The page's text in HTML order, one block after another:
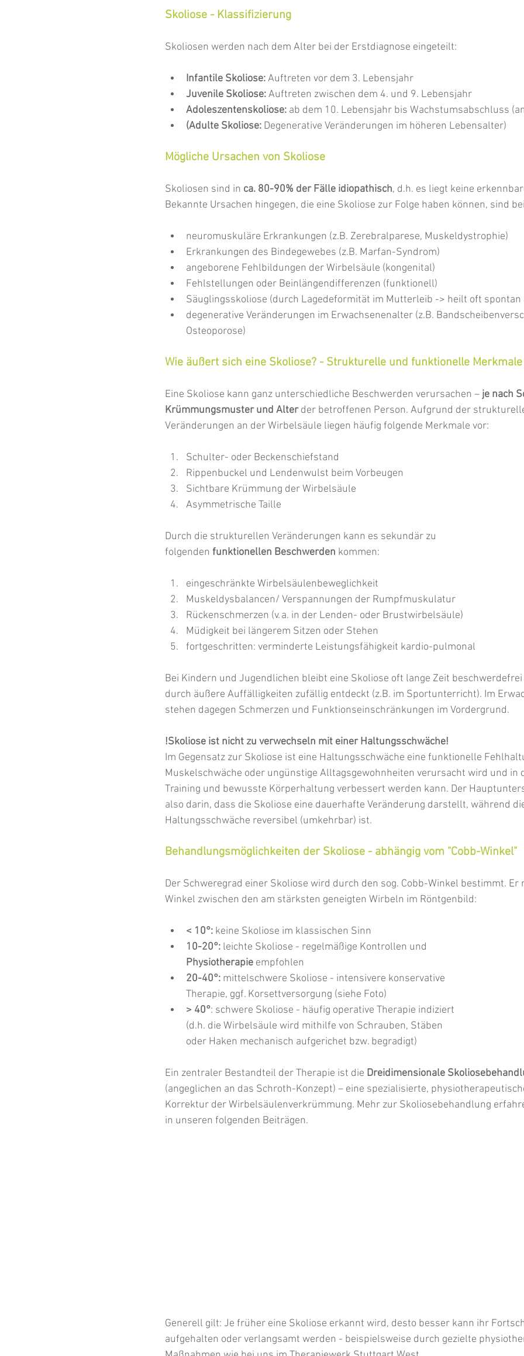
Skoliose - Klassifizierung
Skoliosen werden nach dem Alter bei der Erstdiagnose eingeteilt:
Infantile Skoliose: Auftreten vor dem 3. Lebensjahr
Juvenile Skoliose: Auftreten zwischen dem 4. und 9. Lebensjahr
Adoleszentenskoliose: ab dem 10. Lebensjahr bis Wachstumsabschluss
(Adulte Skoliose: Degenerative Veränderungen im höheren Lebensalter)
Mögliche Ursachen von Skoliose
Skoliosen sind in ca. 80-90% der Fälle idiopathisch, d.h. es liegt keine
Bekannte Ursachen hingegen, die eine Skoliose zur Folge haben können, sind
neuromuskuläre Erkrankungen (z.B. Zerebralparese, Muskeldystrophie)
Erkrankungen des Bindegewebes (z.B. Marfan-Syndrom)
angeborene Fehlbildungen der Wirbelsäule (kongenital)
Fehlstellungen oder Beinlängendifferenzen (funktionell)
Säuglingsskoliose (durch Lagedeformität im Mutterleib -> heilt oft spontan
degenerative Veränderungen im Erwachsenenalter (z.B.
Osteoporose)
Wie äußert sich eine Skoliose? - Strukturelle und funktionelle Merkmale
Eine Skoliose kann ganz unterschiedliche Beschwerden verursachen – je nach
Krümmungsmuster und Alter der betroffenen Person. Aufgrund der
Veränderungen an der Wirbelsäule liegen häufig folgende Merkmale vor:
Schulter- oder Beckenschiefstand
Rippenbuckel und Lendenwulst beim Vorbeugen
Sichtbare Krümmung der Wirbelsäule
Asymmetrische Taille
Durch die strukturellen Veränderungen kann es sekundär zu
folgenden funktionellen Beschwerden kommen:
eingeschränkte Wirbelsäulenbeweglichkeit
Muskeldysbalancen/ Verspannungen der Rumpfmuskulatur
Rückenschmerzen (v. a. in der Lenden- oder Brustwirbelsäule)
Müdigkeit bei längerem Sitzen oder Stehen
fortgeschritten: verminderte Leistungsfähigkeit kardio-pulmonal
Bei Kindern und Jugendlichen bleibt eine Skoliose oft lange Zeit
durch äußere Auffälligkeiten zufällig entdeckt (z.B. im Sportunterricht). Im
stehen dagegen Schmerzen und Funktionseinschränkungen im Vordergrund.
!Skoliose ist nicht zu verwechseln mit einer Haltungsschwäche!
Im Gegensatz zur Skoliose ist eine Haltungsschwäche eine funktionelle
Muskelschwäche oder ungünstige Alltagsgewohnheiten verursacht wird und in
Training und bewusste Körperhaltung verbessert werden kann. Der
also darin, dass die Skoliose eine dauerhafte Veränderung darstellt, während
Haltungsschwäche reversibel (umkehrbar) ist.
Behandlungsmöglichkeiten der Skoliose - abhängig vom "Cobb-Winkel"
Der Schweregrad einer Skoliose wird durch den sog. Cobb-Winkel bestimmt. Er
Winkel zwischen den am stärksten geneigten Wirbeln im Röntgenbild:
< 10°: keine Skoliose im klassischen Sinn
10-20°: leichte Skoliose - regelmäßige Kontrollen und
Physiotherapie empfohlen
20-40°: mittelschwere Skoliose - intensivere konservative
Therapie, ggf. Korsettversorgung (siehe Foto)
> 40°: schwere Skoliose - häufig operative Therapie indiziert
(d.h. die Wirbelsäule wird mithilfe von Schrauben, Stäben
oder Haken mechanisch aufgerichet bzw. begradigt)
Ein zentraler Bestandteil der Therapie ist die Dreidimensionale
(angeglichen an das Schroth-Konzept) – eine spezialisierte,
Korrektur der Wirbelsäulenverkrümmung. Mehr zur Skoliosebehandlung
in unseren folgenden Beiträgen.
Generell gilt: Je früher eine Skoliose erkannt wird, desto besser kann ihr
aufgehalten oder verlangsamt werden - beispielsweise durch gezielte